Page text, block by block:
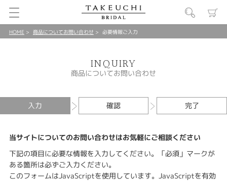
HOME 商品についてお問い合わせ 必要情報ご入力
INQUIRY
商品についてお問い合わせ
入力 確認 完了
当サイトについてのお問い合わせはお気軽にご相談ください
下記の項目に必要な情報を入力してください。「必須」マークが
ある箇所は必ずご入力ください。
このフォームはJavaScriptを使用しています。JavaScriptを有効